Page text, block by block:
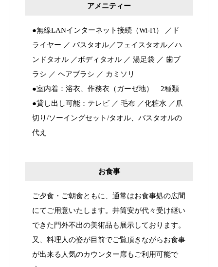
アメニティー
●無線LANインターネット接続（Wi-Fi） ／ド
ライヤー ／ バスタオル／フェイスタオル／ハ
ンドタオル ／ボディタオル ／ 湯足袋 ／ 歯ブ
ラシ ／ ヘアブラシ ／ カミソリ
●室内着：浴衣、作務衣（ガーゼ地） 2種類
●貸し出し可能：テレビ ／ 毛布 ／化粧水 ／爪
切り/ソーイングセット/タオル、バスタオルの
代え
お食事
ご夕食・ご朝食ともに、通常はお食事処の広間
にてご用意いたします。井筒安が代々受け継い
できた門外不出の美術品も展示しております。
又、料理人の姿が目前でご覧頂きながらお食事
が出来る人気のカウンター席もご利用可能で